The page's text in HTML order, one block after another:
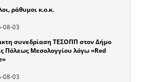
ράθυμοι κ.ο.κ.
08-03
συνεδρίαση ΤΕΣΟΠΠ στον Δήμο
Πόλεως Μεσολογγίου λόγω «Red
08-03